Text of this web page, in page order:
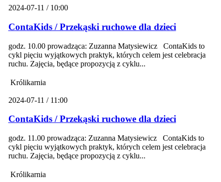
2024-07-11 / 10:00
ContaKids / Przekąski ruchowe dla dzieci
godz. 10.00 prowadząca: Zuzanna Matysiewicz ContaKids to
cykl pięciu wyjątkowych praktyk, których celem jest celebracja
ruchu. Zajęcia, będące propozycją z cyklu...
Królikarnia
2024-07-11 / 11:00
ContaKids / Przekąski ruchowe dla dzieci
godz. 11.00 prowadząca: Zuzanna Matysiewicz ContaKids to
cykl pięciu wyjątkowych praktyk, których celem jest celebracja
ruchu. Zajęcia, będące propozycją z cyklu...
Królikarnia